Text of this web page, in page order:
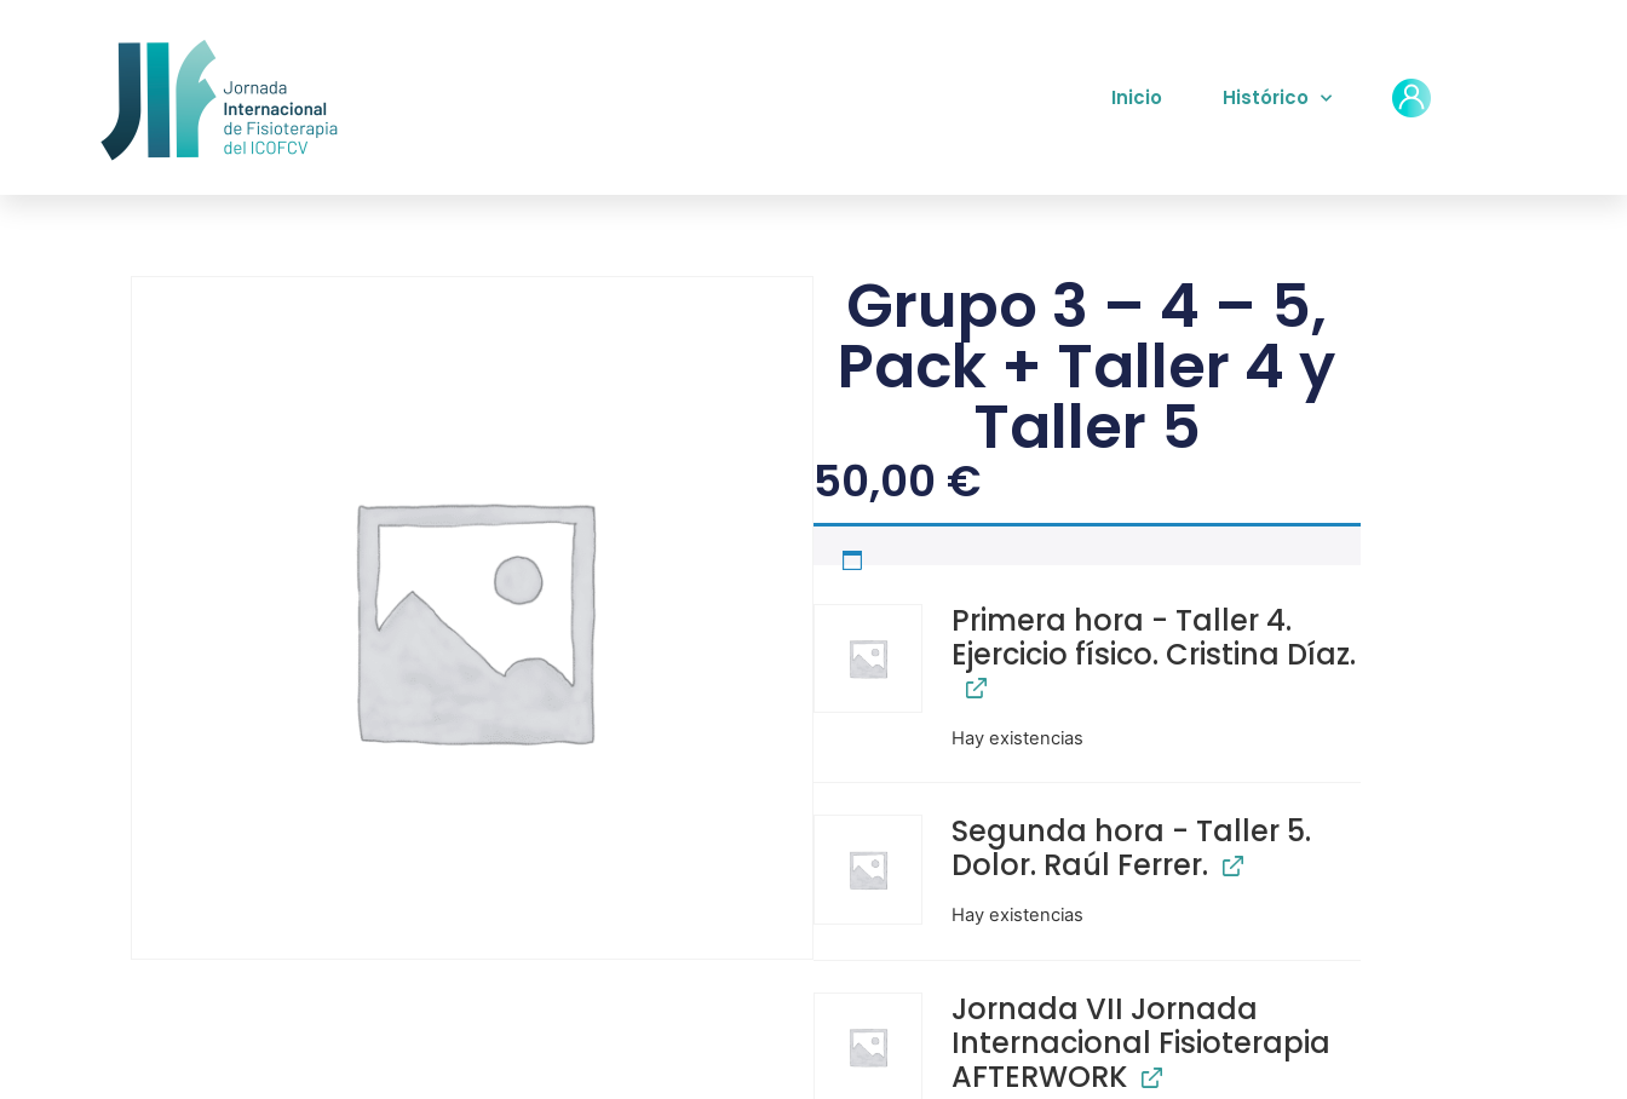
Inicio Histórico
Grupo 3 – 4 – 5,
Pack + Taller 4 y
Taller 5
50,00 €
Primera hora - Taller 4.
Ejercicio físico. Cristina Díaz.
Hay existencias
Segunda hora - Taller 5.
Dolor. Raúl Ferrer.
Hay existencias
Jornada VII Jornada
Internacional Fisioterapia
AFTERWORK